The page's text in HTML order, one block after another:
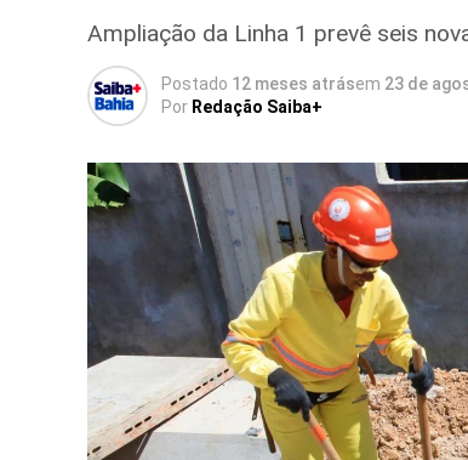
Ampliação da Linha 1 prevê seis
Postado 12 meses atrásem 23 de
Por Redação Saiba+